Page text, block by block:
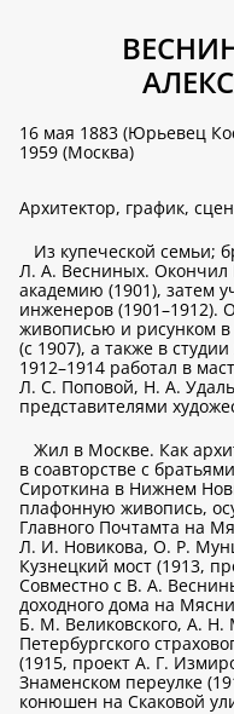
16 мая 1883 (Юрьевец
1959 (Москва)
Архитектор, график,
Из купеческой семьи;
Л. А. Весниных. Окончил
академию (1901), затем
инженеров (1901–1912).
живописью и рисунком
(с 1907), а также в
1912–1914 работал в
Л. С. Поповой, Н. А.
представителями
Жил в Москве. Как
в соавторстве с
Сироткина в Нижнем
плафонную живопись,
Главного Почтамта на
Л. И. Новикова, О. Р.
Кузнецкий мост (1913,
Совместно с В. А.
доходного дома на
Б. М. Великовского, А. Н.
Петербургского
(1915, проект А. Г.
Знаменском переулке
конюшен на Скаковой